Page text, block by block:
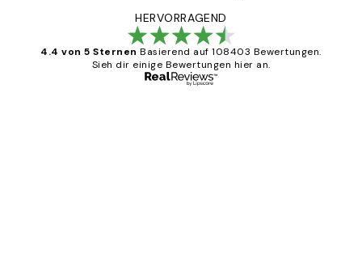
HERVORRAGEND
4.4 von 5 Sternen Basierend auf 108403 Bewertungen.
Sieh dir einige Bewertungen hier an.